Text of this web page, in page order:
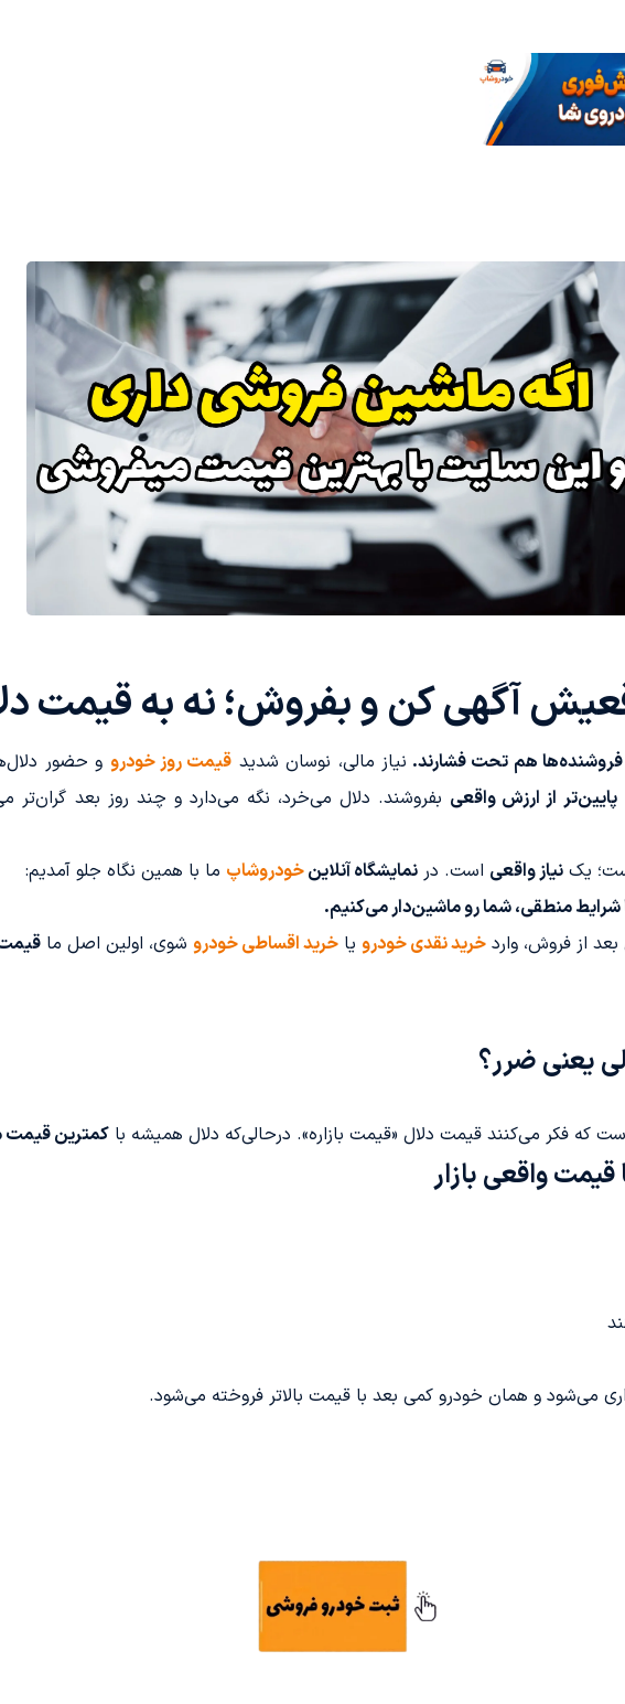
آگهی کن و بفروش؛ نه به قیمت
فروشنده‌ها هم تحت فشارند. نیاز مالی، نوسان شدید قیمت روز خودرو و حضور
پایین‌تر از ارزش واقعی بفروشند. دلال می‌خرد، نگه می‌دارد و چند روز بعد
یک نیاز واقعی است. در نمایشگاه آنلاینخودروشاپ ما با همین نگاه جلو آمدیم:
شرایط منطقی، شما رو ماشین‌دار می‌کنیم.
از فروش، وارد خرید نقدی خودرو یا خرید اقساطی خودرو شوی، اولین اصل ما
یعنی ضرر؟
که فکر می‌کنند قیمت دلال «قیمت بازاره». درحالی‌که دلال همیشه با کمترین
واقعی بازار
می‌شود و همان خودرو کمی بعد با قیمت بالاتر فروخته می‌شود.